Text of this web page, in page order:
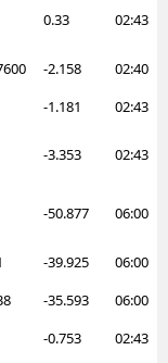
0.33 02:43
-2.158 02:40
-1.181 02:43
-3.353 02:43
-50.877 06:00
-39.925 06:00
-35.593 06:00
-0.753 02:43